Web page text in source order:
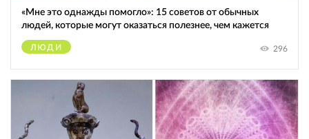
«Мне это однажды помогло»: 15 советов от обычных
людей, которые могут оказаться полезнее, чем кажется
ЛЮДИ 296